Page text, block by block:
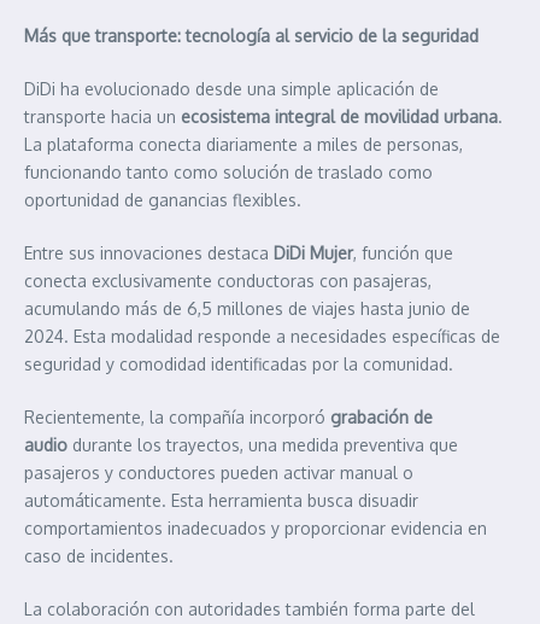
Más que transporte: tecnología al servicio de la seguridad
DiDi ha evolucionado desde una simple aplicación de
transporte hacia un ecosistema integral de movilidad urbana.
La plataforma conecta diariamente a miles de personas,
funcionando tanto como solución de traslado como
oportunidad de ganancias flexibles.
Entre sus innovaciones destaca DiDi Mujer, función que
conecta exclusivamente conductoras con pasajeras,
acumulando más de 6,5 millones de viajes hasta junio de
2024. Esta modalidad responde a necesidades específicas de
seguridad y comodidad identificadas por la comunidad.
Recientemente, la compañía incorporó grabación de
audio durante los trayectos, una medida preventiva que
pasajeros y conductores pueden activar manual o
automáticamente. Esta herramienta busca disuadir
comportamientos inadecuados y proporcionar evidencia en
caso de incidentes.
La colaboración con autoridades también forma parte del